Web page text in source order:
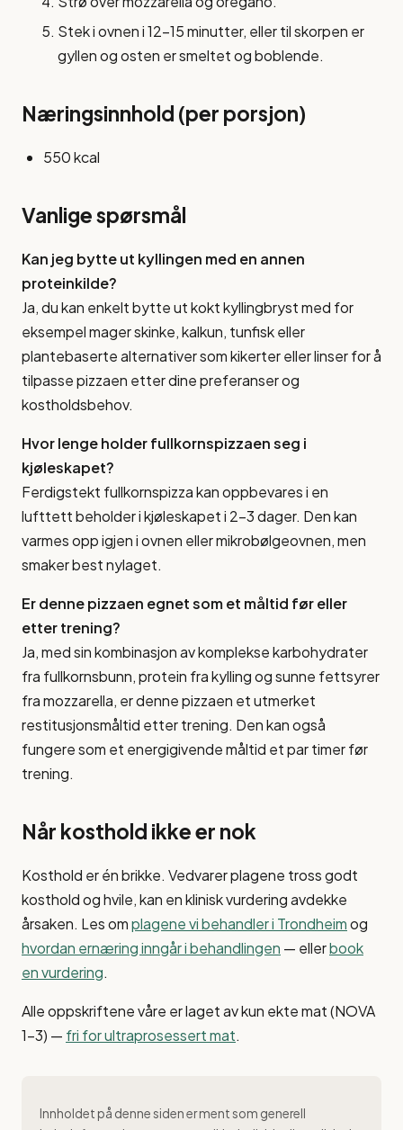
Stek i ovnen i 12-15 minutter, eller til skorpen er
gyllen og osten er smeltet og boblende.
Næringsinnhold (per porsjon)
550 kcal
Vanlige spørsmål
Kan jeg bytte ut kyllingen med en annen
proteinkilde?
Ja, du kan enkelt bytte ut kokt kyllingbryst med for
eksempel mager skinke, kalkun, tunfisk eller
plantebaserte alternativer som kikerter eller linser for å
tilpasse pizzaen etter dine preferanser og
kostholdsbehov.
Hvor lenge holder fullkornspizzaen seg i
kjøleskapet?
Ferdigstekt fullkornspizza kan oppbevares i en
lufttett beholder i kjøleskapet i 2-3 dager. Den kan
varmes opp igjen i ovnen eller mikrobølgeovnen, men
smaker best nylaget.
Er denne pizzaen egnet som et måltid før eller
etter trening?
Ja, med sin kombinasjon av komplekse karbohydrater
fra fullkornsbunn, protein fra kylling og sunne fettsyrer
fra mozzarella, er denne pizzaen et utmerket
restitusjonsmåltid etter trening. Den kan også
fungere som et energigivende måltid et par timer før
trening.
Når kosthold ikke er nok
Kosthold er én brikke. Vedvarer plagene tross godt
kosthold og hvile, kan en klinisk vurdering avdekke
årsaken. Les omplagene vi behandler i Trondheimog
hvordan ernæring inngår i behandlingen — ellerbook
en vurdering.
Alle oppskriftene våre er laget av kun ekte mat (NOVA
1–3) — fri for ultraprosessert mat.
Innholdet på denne siden er ment som generell